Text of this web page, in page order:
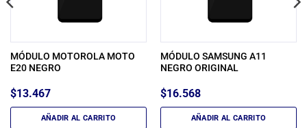
MÓDULO MOTOROLA MOTO
E20 NEGRO
$13.467
AÑADIR AL CARRITO
MÓDULO SAMSUNG A11
NEGRO ORIGINAL
$16.568
AÑADIR AL CARRITO